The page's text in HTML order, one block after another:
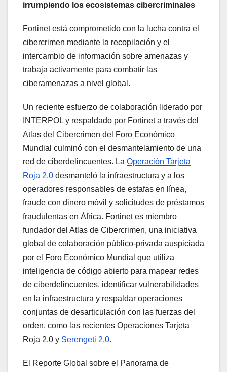
irrumpiendo los ecosistemas cibercriminales
Fortinet está comprometido con la lucha contra el
cibercrimen mediante la recopilación y el
intercambio de información sobre amenazas y
trabaja activamente para combatir las
ciberamenazas a nivel global.
Un reciente esfuerzo de colaboración liderado por
INTERPOL y respaldado por Fortinet a través del
Atlas del Cibercrimen del Foro Económico
Mundial culminó con el desmantelamiento de una
red de ciberdelincuentes. La Operación Tarjeta
Roja 2.0 desmanteló la infraestructura y a los
operadores responsables de estafas en línea,
fraude con dinero móvil y solicitudes de préstamos
fraudulentas en África. Fortinet es miembro
fundador del Atlas de Cibercrimen, una iniciativa
global de colaboración público-privada auspiciada
por el Foro Económico Mundial que utiliza
inteligencia de código abierto para mapear redes
de ciberdelincuentes, identificar vulnerabilidades
en la infraestructura y respaldar operaciones
conjuntas de desarticulación con las fuerzas del
orden, como las recientes Operaciones Tarjeta
Roja 2.0 y Serengeti 2.0.
El Reporte Global sobre el Panorama de